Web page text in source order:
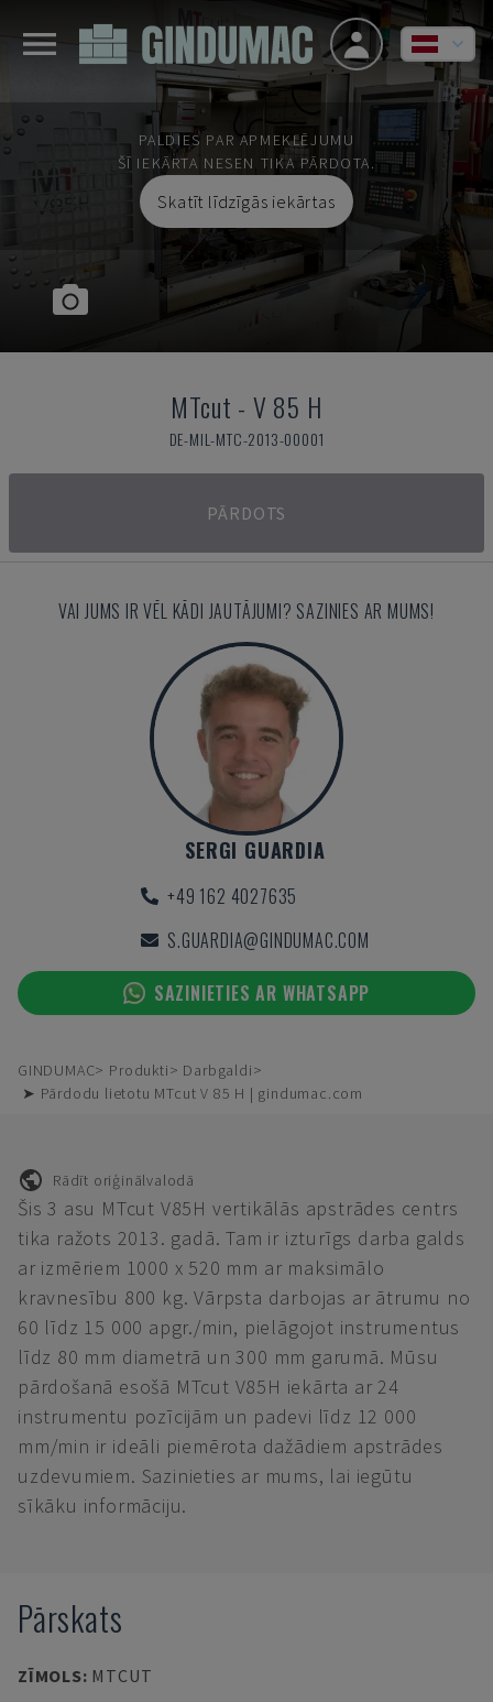
PALDIES PAR APMEKLĒJUMU
ŠĪ IEKĀRTA NESEN TIKA PĀRDOTA.
Skatīt līdzīgās iekārtas
MTcut - V 85 H
DE-MIL-MTC-2013-00001
PĀRDOTS
VAI JUMS IR VĒL KĀDI JAUTĀJUMI? SAZINIES AR MUMS!
SERGI GUARDIA
+49 162 4027635
S.GUARDIA@GINDUMAC.COM
SAZINIETIES AR WHATSAPP
GINDUMAC Produkti
Darbgaldi
➤ Pārdodu lietotu MTcut V 85 H | gindumac.com
Rādīt oriģinālvalodā
Šis 3 asu MTcut V85H vertikālās apstrādes centrs
tika ražots 2013. gadā. Tam ir izturīgs darba galds
ar izmēriem 1000 x 520 mm ar maksimālo
kravnesību 800 kg. Vārpsta darbojas ar ātrumu no
60 līdz 15 000 apgr./min, pielāgojot instrumentus
līdz 80 mm diametrā un 300 mm garumā. Mūsu
pārdošanā esošā MTcut V85H iekārta ar 24
instrumentu pozīcijām un padevi līdz 12 000
mm/min ir ideāli piemērota dažādiem apstrādes
uzdevumiem. Sazinieties ar mums, lai iegūtu
sīkāku informāciju.
Pārskats
ZĪMOLS: MTCUT